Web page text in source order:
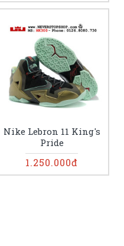
Nike Lebron 11 King's
Pride
1.250.000đ